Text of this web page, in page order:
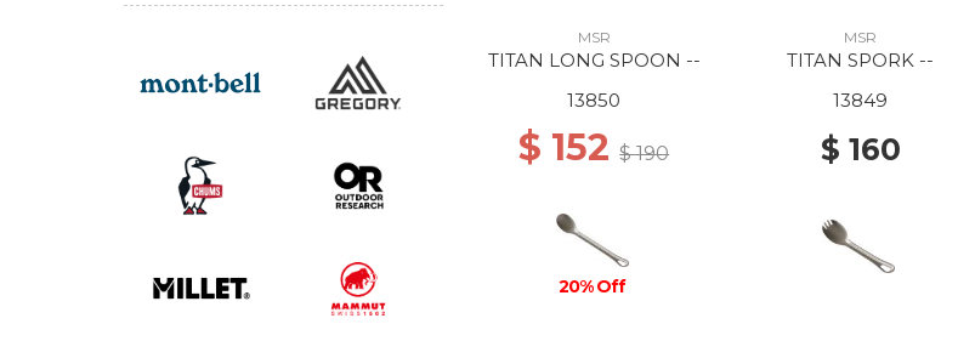
MSR
TITAN LONG SPOON --
13850
$ 152$ 190
20% Off
MSR
TITAN SPORK --
13849
$ 160